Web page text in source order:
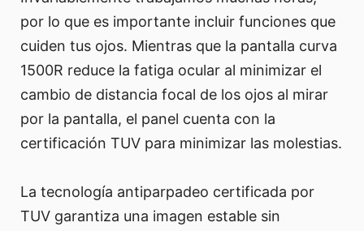
por lo que es importante incluir funciones que
cuiden tus ojos. Mientras que la pantalla curva
1500R reduce la fatiga ocular al minimizar el
cambio de distancia focal de los ojos al mirar
por la pantalla, el panel cuenta con la
certificación TUV para minimizar las molestias.
La tecnología antiparpadeo certificada por
TUV garantiza una imagen estable sin